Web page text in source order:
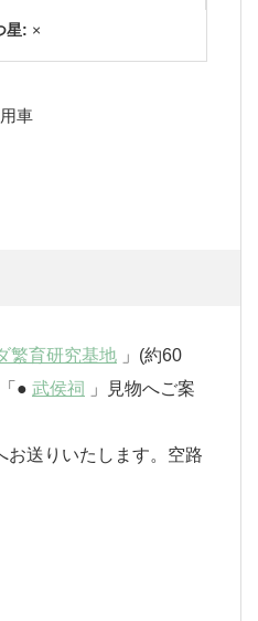
星: ×
車
繁育研究基地 」(約60
● 武侯祠
」見物へご案
お送りいたします。空路